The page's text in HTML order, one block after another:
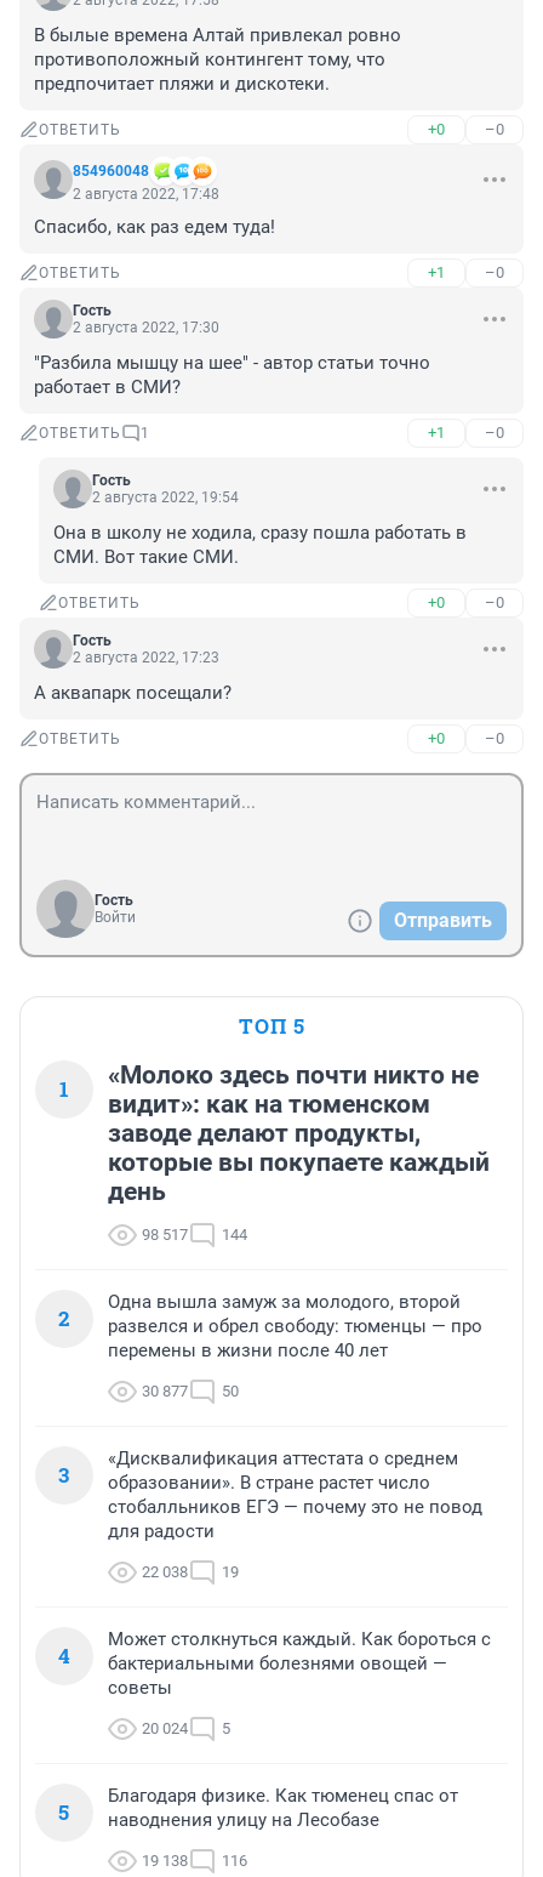
В былые времена Алтай привлекал ровно
противоположный контингент тому, что
предпочитает пляжи и дискотеки.
ОТВЕТИТЬ +0 –0
854960048
2 августа 2022, 17:48
Спасибо, как раз едем туда!
ОТВЕТИТЬ +1 –0
Гость
2 августа 2022, 17:30
"Разбила мышцу на шее" - автор статьи точно
работает в СМИ?
ОТВЕТИТЬ 1 +1 –0
Гость
2 августа 2022, 19:54
Она в школу не ходила, сразу пошла работать в
СМИ. Вот такие СМИ.
ОТВЕТИТЬ +0 –0
Гость
2 августа 2022, 17:23
А аквапарк посещали?
ОТВЕТИТЬ +0 –0
Гость
Войти
Отправить
ТОП 5
1
«Молоко здесь почти никто не
видит»: как на тюменском
заводе делают продукты,
которые вы покупаете каждый
день
98 517 144
2
Одна вышла замуж за молодого, второй
развелся и обрел свободу: тюменцы — про
перемены в жизни после 40 лет
30 877 50
3
«Дисквалификация аттестата о среднем
образовании». В стране растет число
стобалльников ЕГЭ — почему это не повод
для радости
22 038 19
4
Может столкнуться каждый. Как бороться с
бактериальными болезнями овощей —
советы
20 024 5
5
Благодаря физике. Как тюменец спас от
наводнения улицу на Лесобазе
19 138 116